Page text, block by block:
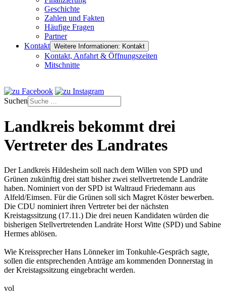
Geschichte
Zahlen und Fakten
Häufige Fragen
Partner
Kontakt Weitere Informationen: Kontakt
Kontakt, Anfahrt & Öffnungszeiten
Mitschnitte
Suchen
Landkreis bekommt drei
Vertreter des Landrates
Der Landkreis Hildesheim soll nach dem Willen von SPD und
Grünen zukünftig drei statt bisher zwei stellvertretende Landräte
haben. Nominiert von der SPD ist Waltraud Friedemann aus
Alfeld/Eimsen. Für die Grünen soll sich Magret Köster bewerben.
Die CDU nominiert ihren Vertreter bei der nächsten
Kreistagssitzung (17.11.) Die drei neuen Kandidaten würden die
bisherigen Stellvertretenden Landräte Horst Witte (SPD) und Sabine
Hermes ablösen.
Wie Kreissprecher Hans Lönneker im Tonkuhle-Gespräch sagte,
sollen die entsprechenden Anträge am kommenden Donnerstag in
der Kreistagssitzung eingebracht werden.
vol